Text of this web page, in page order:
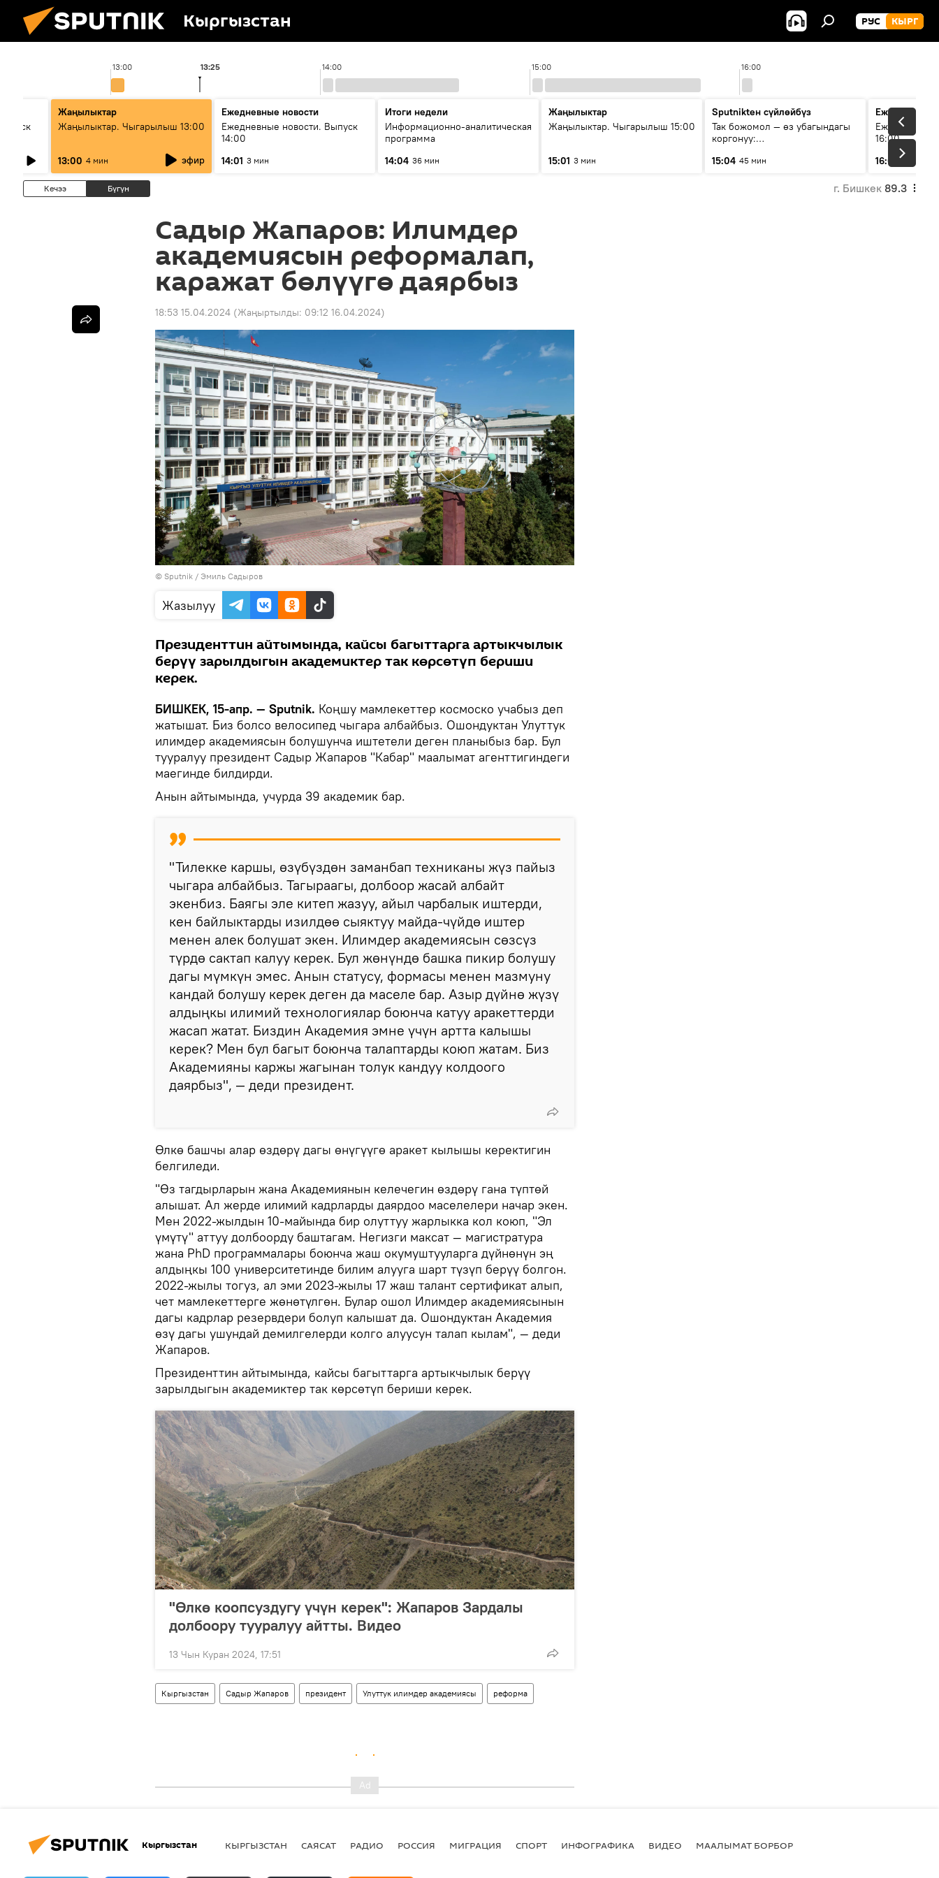
Кыргызстан РУС КЫРГ
13:00 14:00 15:00 16:00
13:25
Жаңылыктар
Жаңылыктар. Чыгарылыш 13:00
13:00 4 мин эфир
Ежедневные новости
Ежедневные новости. Выпуск
14:00
14:01 3 мин
Итоги недели
Информационно-аналитическая
программа
14:04 36 мин
Жаңылыктар
Жаңылыктар. Чыгарылыш 15:00
15:01 3 мин
Sputnikteн сүйлөйбүз
Так божомол — өз убагындагы
коргонуу:
кантип өркүндөтүлүүдө
15:04 45 мин
Ежедневные
Ежедневные
16:00
16:01
3 мин
Кечээ Бүгүн г. Бишкек 89.3
Садыр Жапаров: Илимдер
академиясын реформалап,
каражат бөлүүгө даярбыз
18:53 15.04.2024 (Жаңыртылды: 09:12 16.04.2024)
© Sputnik / Эмиль Садыров
Жазылуу
Президенттин айтымында, кайсы багыттарга артыкчылык
берүү зарылдыгын академиктер так көрсөтүп бериши
керек.
БИШКЕК, 15-апр. — Sputnik. Коңшу мамлекеттер космоско учабыз деп
жатышат. Биз болсо велосипед чыгара албайбыз. Ошондуктан Улуттук
илимдер академиясын болушунча иштетели деген планыбыз бар. Бул
тууралуу президент Садыр Жапаров "Кабар" маалымат агенттигиндеги
маегинде билдирди.
Анын айтымында, учурда 39 академик бар.
"Тилекке каршы, өзүбүздөн заманбап техниканы жүз пайыз
чыгара албайбыз. Тагыраагы, долбоор жасай албайт
экенбиз. Баягы эле китеп жазуу, айыл чарбалык иштерди,
кен байлыктарды изилдөө сыяктуу майда-чүйдө иштер
менен алек болушат экен. Илимдер академиясын сөзсүз
түрдө сактап калуу керек. Бул жөнүндө башка пикир болушу
дагы мүмкүн эмес. Анын статусу, формасы менен мазмуну
кандай болушу керек деген да маселе бар. Азыр дүйнө жүзү
алдыңкы илимий технологиялар боюнча катуу аракеттерди
жасап жатат. Биздин Академия эмне үчүн артта калышы
керек? Мен бул багыт боюнча талаптарды коюп жатам. Биз
Академияны каржы жагынан толук кандуу колдоого
даярбыз", — деди президент.
Өлкө башчы алар өздөрү дагы өнүгүүгө аракет кылышы керектигин
белгиледи.
"Өз тагдырларын жана Академиянын келечегин өздөрү гана түптөй
алышат. Ал жерде илимий кадрларды даярдоо маселелери начар экен.
Мен 2022-жылдын 10-майында бир олуттуу жарлыкка кол коюп, "Эл
үмүтү" аттуу долбоорду баштагам. Негизги максат — магистратура
жана PhD программалары боюнча жаш окумуштууларга дүйнөнүн эң
алдыңкы 100 университетинде билим алууга шарт түзүп берүү болгон.
2022-жылы тогуз, ал эми 2023-жылы 17 жаш талант сертификат алып,
чет мамлекеттерге жөнөтүлгөн. Булар ошол Илимдер академиясынын
дагы кадрлар резервдери болуп калышат да. Ошондуктан Академия
өзү дагы ушундай демилгелерди колго алуусун талап кылам", — деди
Жапаров.
Президенттин айтымында, кайсы багыттарга артыкчылык берүү
зарылдыгын академиктер так көрсөтүп бериши керек.
"Өлкө коопсуздугу үчүн керек": Жапаров Зардалы
долбоору тууралуу айтты. Видео
13 Чын Куран 2024, 17:51
Кыргызстан Садыр Жапаров президент Улуттук илимдер академиясы реформа
Кыргызстан КЫРГЫЗСТАН САЯСАТ РАДИО РОССИЯ МИГРАЦИЯ СПОРТ ИНФОГРАФИКА ВИДЕО МААЛЫМАТ БОРБОР